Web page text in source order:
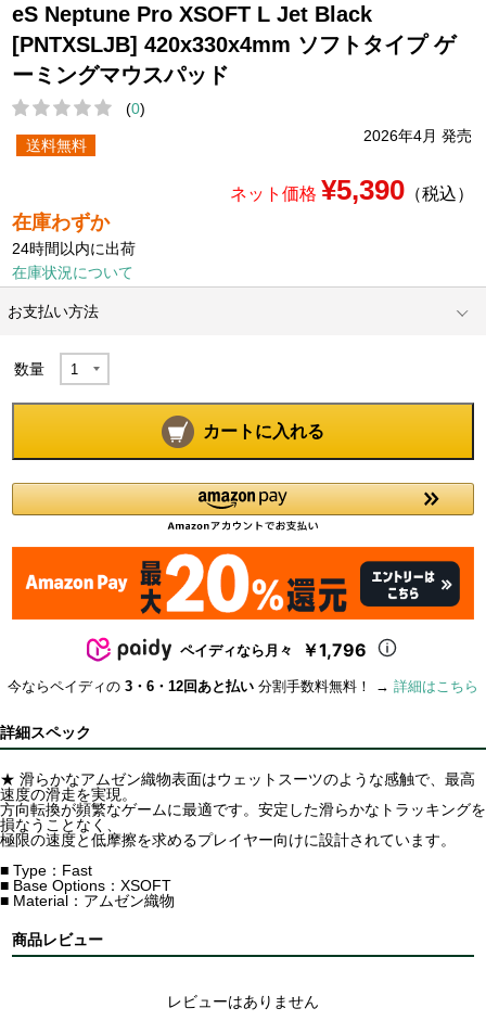
eS Neptune Pro XSOFT L Jet Black
[PNTXSLJB] 420x330x4mm ソフトタイプ ゲ
ーミングマウスパッド
(0)
2026年4月 発売
送料無料
ネット価格 ¥5,390（税込）
在庫わずか
24時間以内に出荷
在庫状況について
お支払い方法
数量
カートに入れる
ペイディなら月々 ￥1,796
今ならペイディの 3・6・12回あと払い 分割手数料無料！ → 詳細はこちら
詳細スペック
★ 滑らかなアムゼン織物表面はウェットスーツのような感触で、最高
速度の滑走を実現。
方向転換が頻繁なゲームに最適です。安定した滑らかなトラッキングを
損なうことなく、
極限の速度と低摩擦を求めるプレイヤー向けに設計されています。
■ Type：Fast
■ Base Options：XSOFT
■ Material：アムゼン織物
商品レビュー
レビューはありません